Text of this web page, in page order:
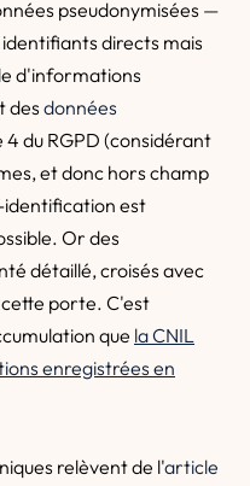
pseudonymisées —
directs mais
d'informations
des données
4 du RGPD (considérant
et donc hors champ
identification est
Or des
détaillé, croisés avec
porte. C'est
que la CNIL
enregistrées en
relèvent de l'article